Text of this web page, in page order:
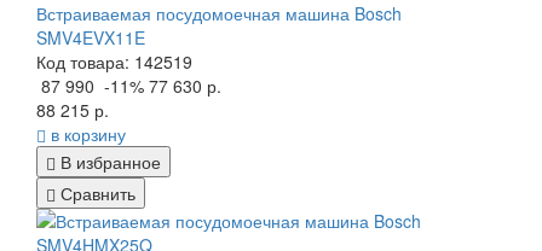
Встраиваемая посудомоечная машина Bosch
SMV4EVX11E
Код товара: 142519
87 990 -11% 77 630 р.
88 215 р.
в корзину
В избранное
Сравнить